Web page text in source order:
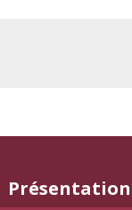
Présentation